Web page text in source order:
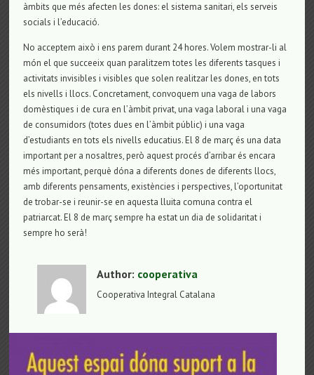
àmbits que més afecten les dones: el sistema sanitari, els serveis
socials i l’educació.
No acceptem això i ens parem durant 24 hores. Volem mostrar-li al
món el que succeeix quan paralitzem totes les diferents tasques i
activitats invisibles i visibles que solen realitzar les dones, en tots
els nivells i llocs. Concretament, convoquem una vaga de labors
domèstiques i de cura en l’àmbit privat, una vaga laboral i una vaga
de consumidors (totes dues en l’àmbit públic) i una vaga
d’estudiants en tots els nivells educatius. El 8 de març és una data
important per a nosaltres, però aquest procés d’arribar és encara
més important, perquè dóna a diferents dones de diferents llocs,
amb diferents pensaments, existències i perspectives, l’oportunitat
de trobar-se i reunir-se en aquesta lluita comuna contra el
patriarcat. El 8 de març sempre ha estat un dia de solidaritat i
sempre ho serà!
Author: cooperativa
Cooperativa Integral Catalana